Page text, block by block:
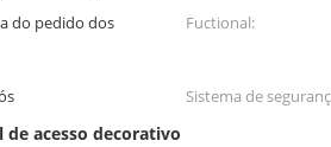
do pedido dos
Fuctional:
Sistema de
de acesso decorativo